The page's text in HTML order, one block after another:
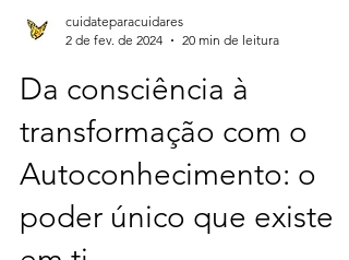
2 de fev. de 2024
20 min de leitura
Da consciência à
transformação com o
Autoconhecimento: o